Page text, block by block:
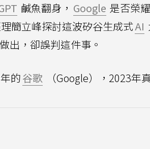
鹹魚翻身， Google 是否榮
簡立峰探討這波矽谷生成式AI
出，卻誤判這件事。
的谷歌 （Google），2023年